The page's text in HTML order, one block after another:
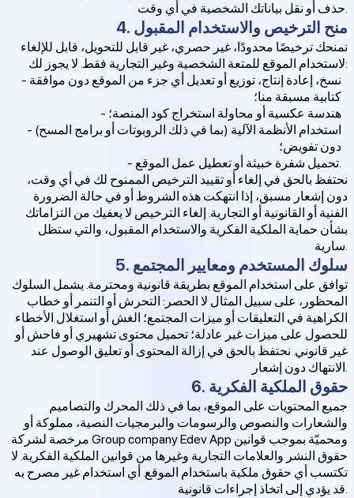
حذف أو نقل بياناتك الشخصية في أي وقت.
4. منح الترخيص والاستخدام المقبول
نمنحك ترخيصًا محدودًا، غير حصري، غير قابل للتحويل، قابل للإلغاء
لاستخدام الموقع للمتعة الشخصية وغير التجارية فقط. لا يجوز لك:
- نسخ، إعادة إنتاج، توزيع أو تعديل أي جزء من الموقع دون موافقة
كتابية مسبقة منا؛
- هندسة عكسية أو محاولة استخراج كود المنصة؛
- استخدام الأنظمة الآلية (بما في ذلك الروبوتات أو برامج المسح)
دون تفويض؛
- تحميل شفرة خبيثة أو تعطيل عمل الموقع.
نحتفظ بالحق في إلغاء أو تقييد الترخيص الممنوح لك في أي وقت،
دون إشعار مسبق، إذا انتهكت هذه الشروط أو في حالة الضرورة
الفنية أو القانونية أو التجارية. إلغاء الترخيص لا يعفيك من التزاماتك
بشأن حماية الملكية الفكرية والاستخدام المقبول، والتي ستظل
سارية.
5. سلوك المستخدم ومعايير المجتمع
توافق على استخدام الموقع بطريقة قانونية ومحترمة. يشمل السلوك
المحظور، على سبيل المثال لا الحصر: التحرش أو التنمر أو خطاب
الكراهية في التعليقات أو ميزات المجتمع؛ الغش أو استغلال الأخطاء
للحصول على ميزات غير عادلة؛ تحميل محتوى تشهيري أو فاحش أو
غير قانوني. نحتفظ بالحق في إزالة المحتوى أو تعليق الوصول عند
الانتهاك دون إشعار.
6. حقوق الملكية الفكرية
جميع المحتويات على الموقع، بما في ذلك المحرك والتصاميم
والشعارات والنصوص والرسومات والبرمجيات النصية، مملوكة أو
مرخصة لشركة Group company Edev App ومحميّة بموجب قوانين
حقوق النشر والعلامات التجارية وغيرها من قوانين الملكية الفكرية. لا
تكتسب أي حقوق ملكية باستخدام الموقع. أي استخدام غير مصرح به
قد يؤدي إلى اتخاذ إجراءات قانونية.